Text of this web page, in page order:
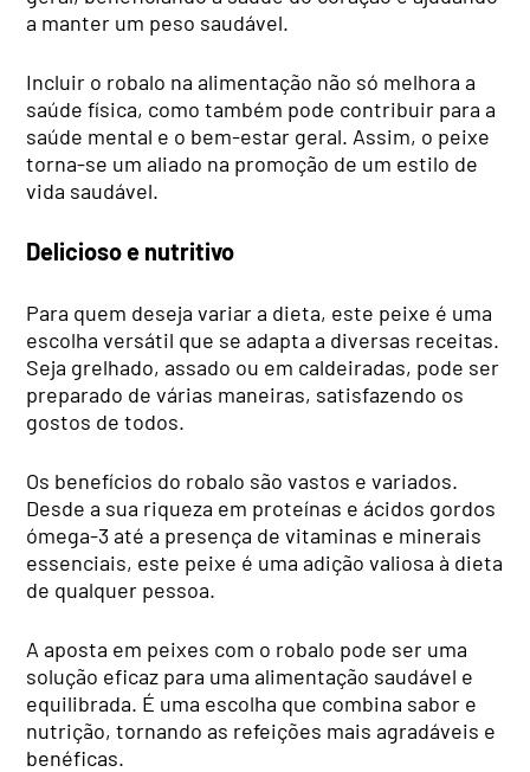
a manter um peso saudável.
Incluir o robalo na alimentação não só melhora a
saúde física, como também pode contribuir para a
saúde mental e o bem-estar geral. Assim, o peixe
torna-se um aliado na promoção de um estilo de
vida saudável.
Delicioso e nutritivo
Para quem deseja variar a dieta, este peixe é uma
escolha versátil que se adapta a diversas receitas.
Seja grelhado, assado ou em caldeiradas, pode ser
preparado de várias maneiras, satisfazendo os
gostos de todos.
Os benefícios do robalo são vastos e variados.
Desde a sua riqueza em proteínas e ácidos gordos
ómega-3 até a presença de vitaminas e minerais
essenciais, este peixe é uma adição valiosa à dieta
de qualquer pessoa.
A aposta em peixes com o robalo pode ser uma
solução eficaz para uma alimentação saudável e
equilibrada. É uma escolha que combina sabor e
nutrição, tornando as refeições mais agradáveis e
benéficas.